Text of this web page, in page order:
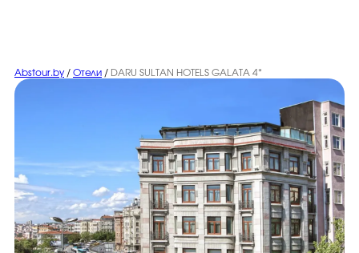
Abstour.by / Отели / DARU SULTAN HOTELS GALATA 4*